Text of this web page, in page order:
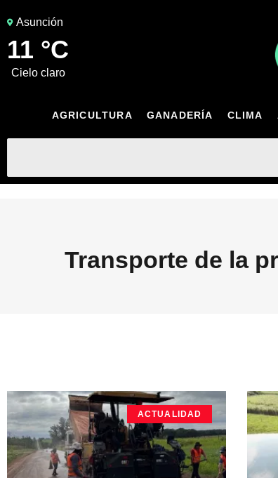
Asunción
11 °C
cielo claro
AGRICULTURA GANADERÍA CLIMA
Transporte de la
ACTUALIDAD